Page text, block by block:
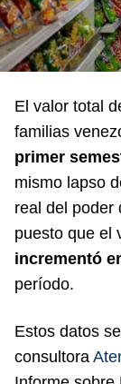
El valor total
familias
primer
mismo lapso
real del poder
puesto que el
incrementó
período.
Estos datos
consultora